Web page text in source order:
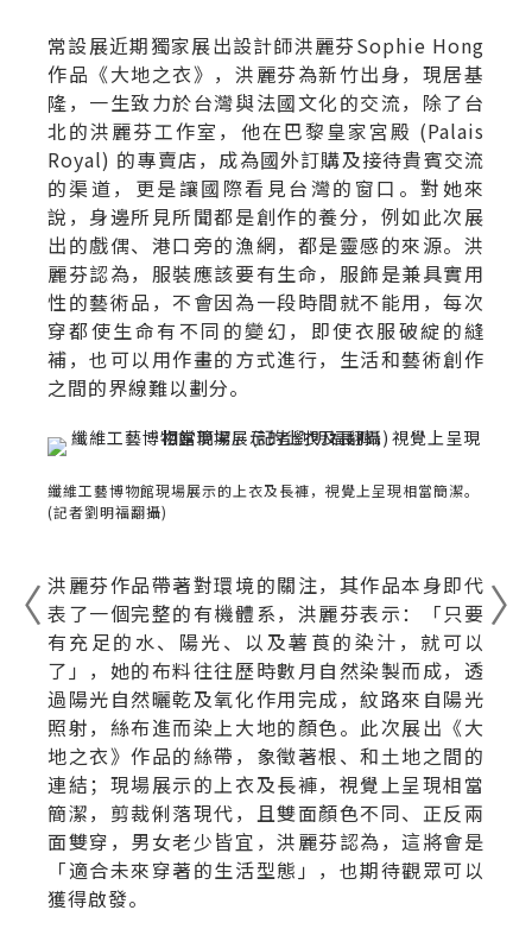
常設展近期獨家展出設計師洪麗芬Sophie Hong
作品《大地之衣》，洪麗芬為新竹出身，現居基
隆，一生致力於台灣與法國文化的交流，除了台
北的洪麗芬工作室，他在巴黎皇家宮殿 (Palais
Royal) 的專賣店，成為國外訂購及接待貴賓交流
的渠道，更是讓國際看見台灣的窗口。對她來
說，身邊所見所聞都是創作的養分，例如此次展
出的戲偶、港口旁的漁網，都是靈感的來源。洪
麗芬認為，服裝應該要有生命，服飾是兼具實用
性的藝術品，不會因為一段時間就不能用，每次
穿都使生命有不同的變幻，即使衣服破綻的縫
補，也可以用作畫的方式進行，生活和藝術創作
之間的界線難以劃分。
纖維工藝博物館現場展示的上衣及長褲，視覺上呈現相當簡潔。
(記者劉明福翻攝)
洪麗芬作品帶著對環境的關注，其作品本身即代
表了一個完整的有機體系，洪麗芬表示：「只要
有充足的水、陽光、以及薯莨的染汁，就可以
了」，她的布料往往歷時數月自然染製而成，透
過陽光自然曬乾及氧化作用完成，紋路來自陽光
照射，絲布進而染上大地的顏色。此次展出《大
地之衣》作品的絲帶，象徵著根、和土地之間的
連結；現場展示的上衣及長褲，視覺上呈現相當
簡潔，剪裁俐落現代，且雙面顏色不同、正反兩
面雙穿，男女老少皆宜，洪麗芬認為，這將會是
「適合未來穿著的生活型態」，也期待觀眾可以
獲得啟發。